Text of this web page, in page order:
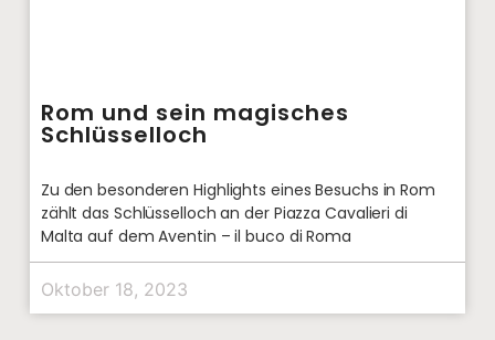
Rom und sein magisches
Schlüsselloch
Zu den besonderen Highlights eines Besuchs in Rom
zählt das Schlüsselloch an der Piazza Cavalieri di
Malta auf dem Aventin – il buco di Roma
Oktober 18, 2023